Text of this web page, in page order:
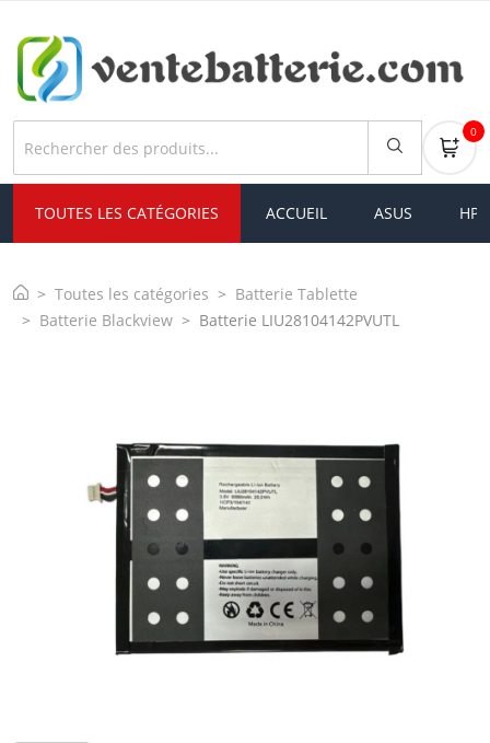
0
TOUTES LES CATÉGORIES ACCUEIL ASUS HP
Toutes les catégories
Batterie Tablette
Batterie Blackview
Batterie LIU28104142PVUTL